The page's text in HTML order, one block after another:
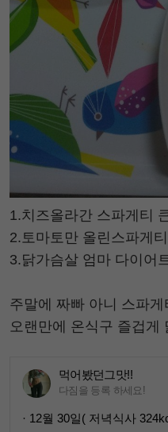
1.치즈올라간 스파게티
2.토마토만 올린스파게
3.닭가슴살 엄마 다이어
주말에 짜빠 아니 스파게
오랜만에 온식구 즐겁게
먹어봤던그맛!!
다짐을 등록 하세요!
· 12월 30일( 저녁식사